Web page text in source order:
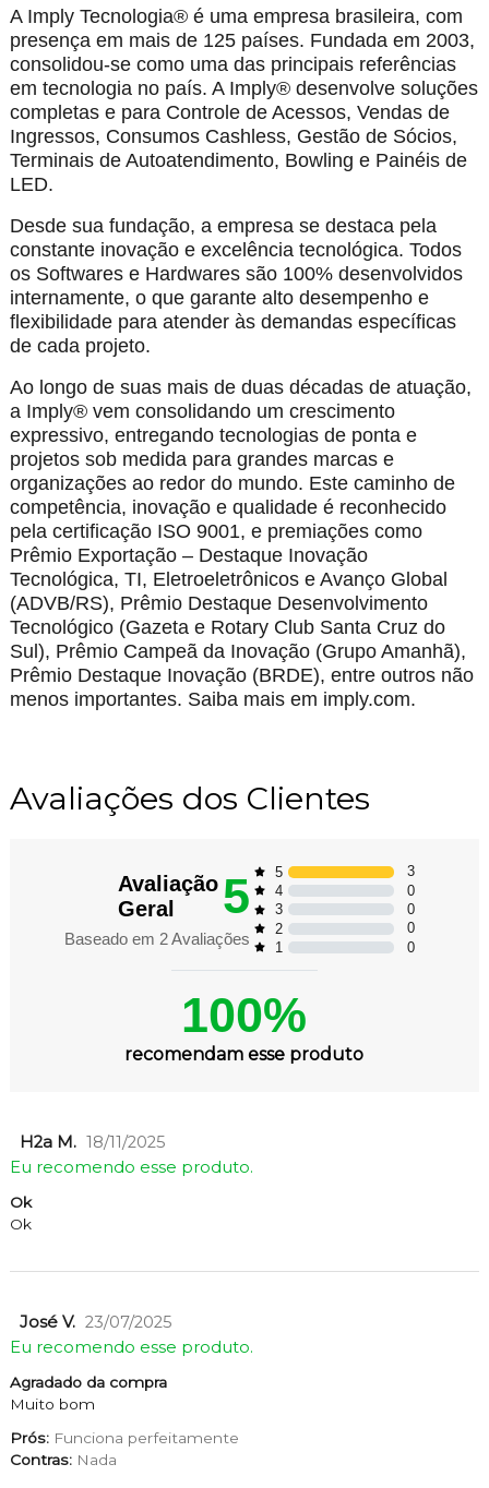
A Imply Tecnologia® é uma empresa brasileira, com
presença em mais de 125 países. Fundada em 2003,
consolidou-se como uma das principais referências
em tecnologia no país. A Imply® desenvolve soluções
completas e para Controle de Acessos, Vendas de
Ingressos, Consumos Cashless, Gestão de Sócios,
Terminais de Autoatendimento, Bowling e Painéis de
LED.
Desde sua fundação, a empresa se destaca pela
constante inovação e excelência tecnológica. Todos
os Softwares e Hardwares são 100% desenvolvidos
internamente, o que garante alto desempenho e
flexibilidade para atender às demandas específicas
de cada projeto.
Ao longo de suas mais de duas décadas de atuação,
a Imply® vem consolidando um crescimento
expressivo, entregando tecnologias de ponta e
projetos sob medida para grandes marcas e
organizações ao redor do mundo. Este caminho de
competência, inovação e qualidade é reconhecido
pela certificação ISO 9001, e premiações como
Prêmio Exportação – Destaque Inovação
Tecnológica, TI, Eletroeletrônicos e Avanço Global
(ADVB/RS), Prêmio Destaque Desenvolvimento
Tecnológico (Gazeta e Rotary Club Santa Cruz do
Sul), Prêmio Campeã da Inovação (Grupo Amanhã),
Prêmio Destaque Inovação (BRDE), entre outros não
menos importantes. Saiba mais em imply.com.
Avaliações dos Clientes
Avaliação
Geral
5
Baseado em 2Avaliações
5
3
4
0
3
0
2
0
1
0
100%
recomendam esse produto
H2a M. 18/11/2025
Eu recomendo esse produto.
Ok
Ok
José V. 23/07/2025
Eu recomendo esse produto.
Agradado da compra
Muito bom
Prós: Funciona perfeitamente
Contras: Nada